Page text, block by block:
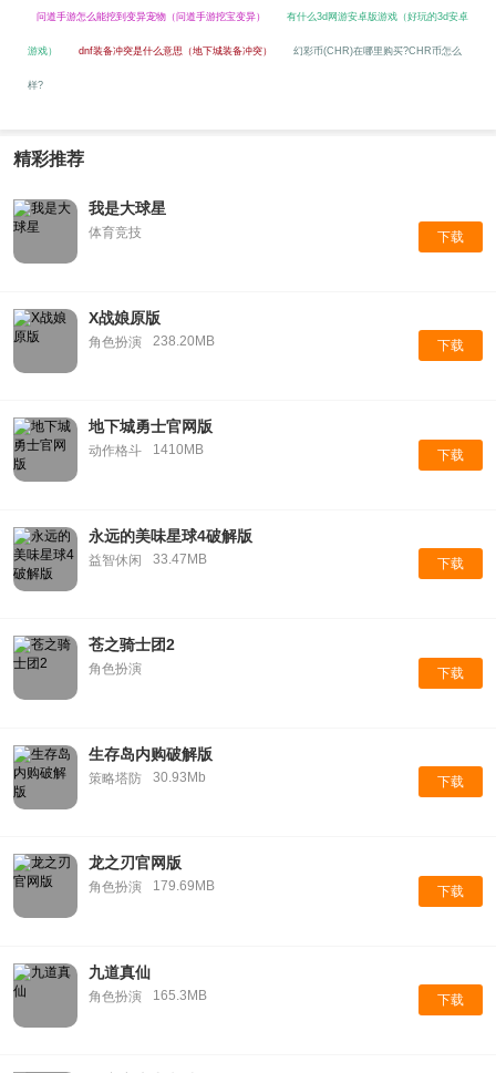
问道手游怎么能挖到变异宠物（问道手游挖宝变异） 有什么3d网游安卓版游戏（好玩的3d安卓
游戏） dnf装备冲突是什么意思（地下城装备冲突） 幻彩币(CHR)在哪里购买?CHR币怎么
样?
精彩推荐
我是大球星
体育竞技 下载
X战娘原版
角色扮演 238.20MB 下载
地下城勇士官网版
动作格斗 1410MB 下载
永远的美味星球4破解版
益智休闲 33.47MB 下载
苍之骑士团2
角色扮演 下载
生存岛内购破解版
策略塔防 30.93Mb 下载
龙之刃官网版
角色扮演 179.69MB 下载
九道真仙
角色扮演 165.3MB 下载